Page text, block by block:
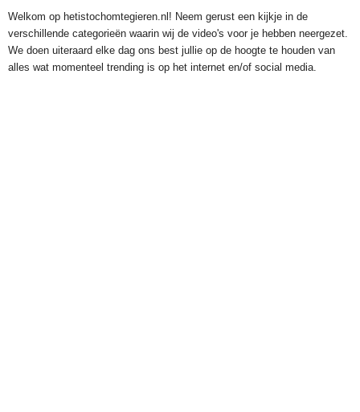
Welkom op hetistochomtegieren.nl! Neem gerust een kijkje in de
verschillende categorieën waarin wij de video's voor je hebben neergezet.
We doen uiteraard elke dag ons best jullie op de hoogte te houden van
alles wat momenteel trending is op het internet en/of social media.